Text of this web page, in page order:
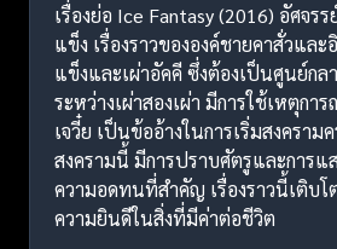
เรื่องย่อ Ice Fantasy (2016) อัศจร
แข็ง เรื่องราวขององค์ชายคาสั่วและ
แข็งและเผ่าอัคคี ซึ่งต้องเป็นศูนย์กล
ระหว่างเผ่าสองเผ่า มีการใช้เหตุกา
เจวี๋ย เป็นข้ออ้างในการเริ่มสงคราม
สงครามนี้ มีการปราบศัตรูและการแ
ความอดทนที่สำคัญ เรื่องราวนี้เติบ
ความยินดีในสิ่งที่มีค่าต่อชีวิต